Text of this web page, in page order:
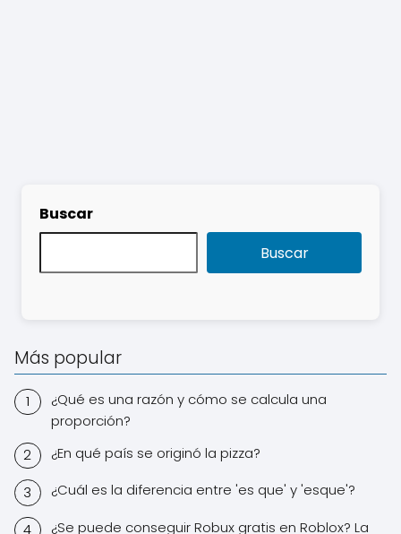
Buscar
Buscar
Más popular
¿Qué es una razón y cómo se calcula una
proporción?
¿En qué país se originó la pizza?
¿Cuál es la diferencia entre 'es que' y 'esque'?
¿Se puede conseguir Robux gratis en Roblox? La